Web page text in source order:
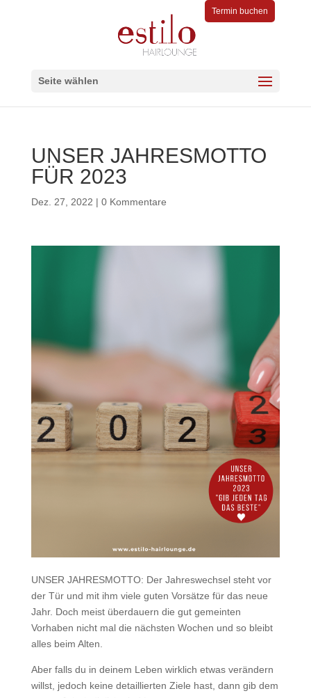
Termin buchen
Seite wählen
UNSER JAHRESMOTTO
FÜR 2023
Dez. 27, 2022 | 0 Kommentare
UNSER JAHRESMOTTO: Der Jahreswechsel steht vor
der Tür und mit ihm viele guten Vorsätze für das neue
Jahr. Doch meist überdauern die gut gemeinten
Vorhaben nicht mal die nächsten Wochen und so bleibt
alles beim Alten.
Aber falls du in deinem Leben wirklich etwas verändern
willst, jedoch keine detaillierten Ziele hast, dann gib dem